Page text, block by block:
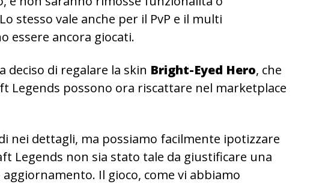
stesso vale anche per il PvP e il multi
essere ancora giocati.
deciso di regalare la skin Bright-Eyed Hero, che
Legends possono ora riscattare nel marketplace
nei dettagli, ma possiamo facilmente ipotizzare
Legends non sia stato tale da giustificare una
Il gioco, come vi abbiamo